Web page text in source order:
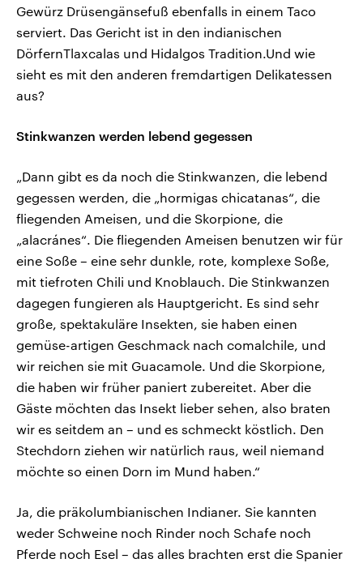
Gewürz Drüsengänsefuß ebenfalls in einem Taco
serviert. Das Gericht ist in den indianischen
DörfernTlaxcalas und Hidalgos Tradition.Und wie
sieht es mit den anderen fremdartigen Delikatessen
aus?
Stinkwanzen werden lebend gegessen
„Dann gibt es da noch die Stinkwanzen, die lebend
gegessen werden, die „hormigas chicatanas“, die
fliegenden Ameisen, und die Skorpione, die
„alacránes“. Die fliegenden Ameisen benutzen wir für
eine Soße – eine sehr dunkle, rote, komplexe Soße,
mit tiefroten Chili und Knoblauch. Die Stinkwanzen
dagegen fungieren als Hauptgericht. Es sind sehr
große, spektakuläre Insekten, sie haben einen
gemüse-artigen Geschmack nach comalchile, und
wir reichen sie mit Guacamole. Und die Skorpione,
die haben wir früher paniert zubereitet. Aber die
Gäste möchten das Insekt lieber sehen, also braten
wir es seitdem an – und es schmeckt köstlich. Den
Stechdorn ziehen wir natürlich raus, weil niemand
möchte so einen Dorn im Mund haben.“
Ja, die präkolumbianischen Indianer. Sie kannten
weder Schweine noch Rinder noch Schafe noch
Pferde noch Esel – das alles brachten erst die Spanier